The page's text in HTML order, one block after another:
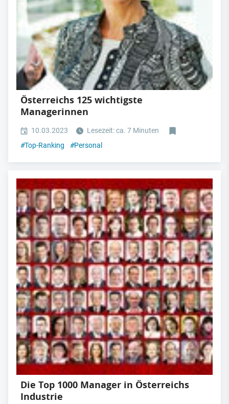
Österreichs 125 wichtigste
Managerinnen
10.03.2023
Lesezeit: ca. 7 Minuten
#Top-Ranking #Personal
Die Top 1000 Manager in Österreichs
Industrie